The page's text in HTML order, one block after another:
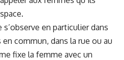
en particulier dans
commun, dans la rue ou au
fixe la femme avec un